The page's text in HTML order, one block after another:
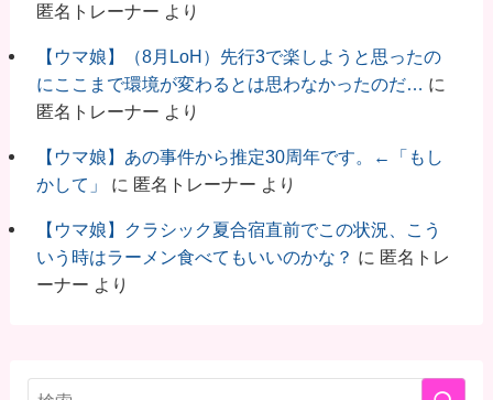
匿名トレーナー より
【ウマ娘】（8月LoH）先行3で楽しようと思ったの
にここまで環境が変わるとは思わなかったのだ… に
匿名トレーナー より
【ウマ娘】あの事件から推定30周年です。←「もし
かして」
に 匿名トレーナー より
【ウマ娘】クラシック夏合宿直前でこの状況、こう
いう時はラーメン食べてもいいのかな？ に 匿名トレ
ーナー より